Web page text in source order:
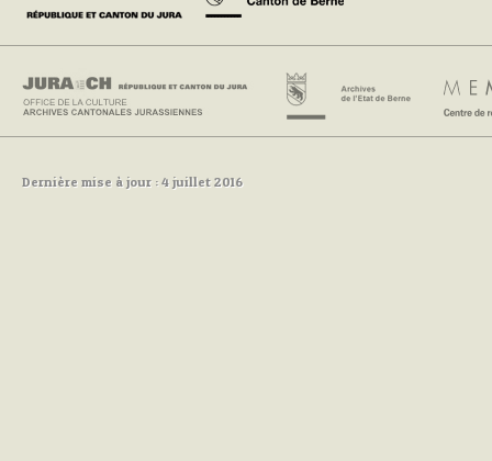
Dernière mise à jour : 4 juillet 2016